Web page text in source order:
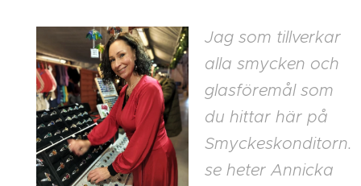
Jag som tillverkar
alla smycken och
glasföremål som
du hittar här på
Smyckeskonditorn.
se heter Annicka